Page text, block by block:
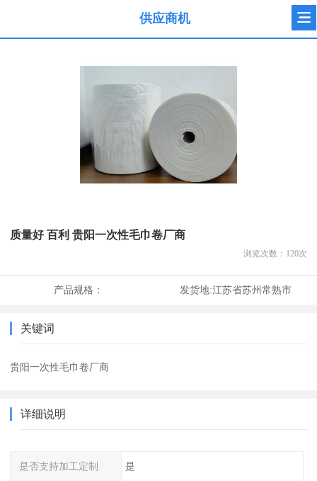
供应商机
质量好 百利 贵阳一次性毛巾卷厂商
浏览次数： 120次
产品规格： 发货地:江苏省苏州常熟市
关键词
贵阳一次性毛巾卷厂商
详细说明
是否支持加工定制 是